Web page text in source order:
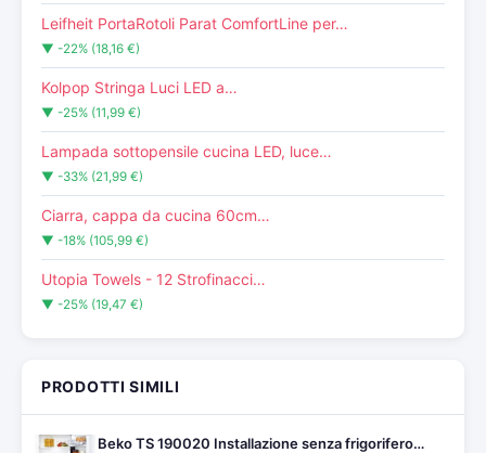
Leifheit PortaRotoli Parat ComfortLine per…
▼ -22% (18,16 €)
Kolpop Stringa Luci LED a…
▼ -25% (11,99 €)
Lampada sottopensile cucina LED, luce…
▼ -33% (21,99 €)
Ciarra, cappa da cucina 60cm…
▼ -18% (105,99 €)
Utopia Towels - 12 Strofinacci…
▼ -25% (19,47 €)
PRODOTTI SIMILI
Beko TS 190020 Installazione senza frigorifero…